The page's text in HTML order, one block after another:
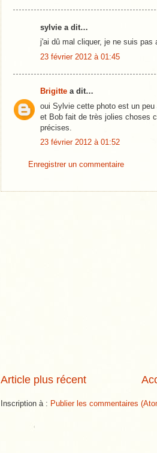
sylvie a dit…
j'ai dû mal cliquer, je ne suis pas
23 février 2012 à 01:45
Brigitte a dit…
oui Sylvie cette photo est un
et Bob fait de très jolies choses
précises.
23 février 2012 à 01:52
Enregistrer un commentaire
Article plus récent
Inscription à : Publier les commentaires